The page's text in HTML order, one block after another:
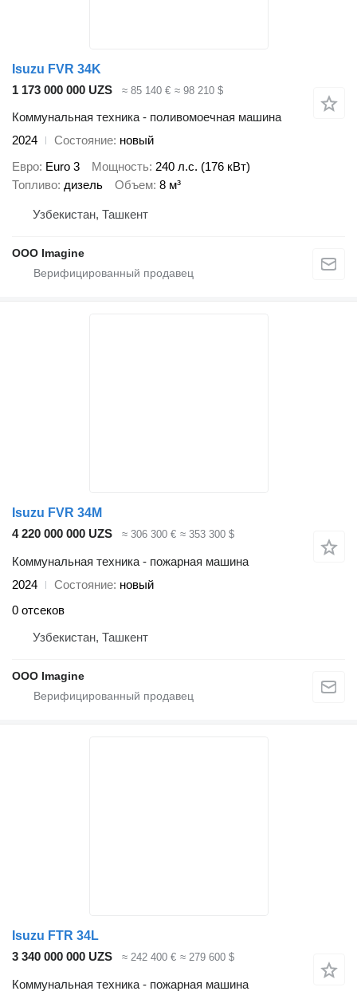
Isuzu FVR 34K
1 173 000 000 UZS
≈ 85 140 € ≈ 98 210 $
Коммунальная техника - поливомоечная машина
2024
Состояние новый
Евро Euro 3 Мощность 240 л.с. (176 кВт)
Топливо дизель Объем 8 м³
Узбекистан, Ташкент
OOO Imagine
Isuzu FVR 34M
4 220 000 000 UZS
≈ 306 300 € ≈ 353 300 $
Коммунальная техника - пожарная машина
2024
Состояние новый
0 отсеков
Узбекистан, Ташкент
OOO Imagine
Isuzu FTR 34L
3 340 000 000 UZS
≈ 242 400 € ≈ 279 600 $
Коммунальная техника - пожарная машина